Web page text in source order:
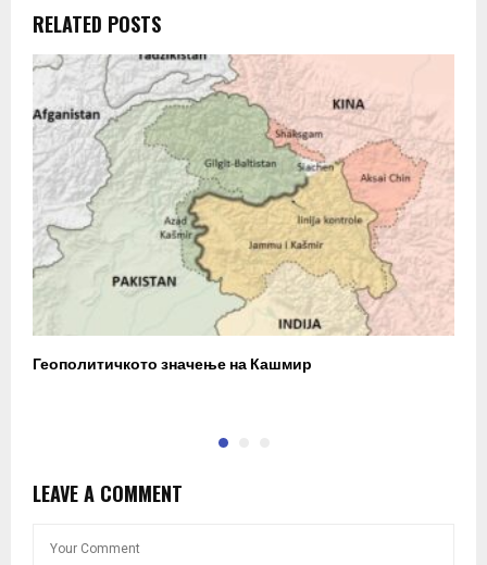
RELATED POSTS
Геополитичкото значење на Кашмир
LEAVE A COMMENT